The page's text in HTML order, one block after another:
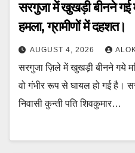
सरगुजा में खुखड़ी बीनने गई
हमला, ग्रामीणों में दहशत।
AUGUST 4, 2026
सरगुजा ज़िले में खुखड़ी बीनने गये
वो गंभीर रूप से घायल हो गई है।
निवासी कुन्ती पति शिवकुमार…